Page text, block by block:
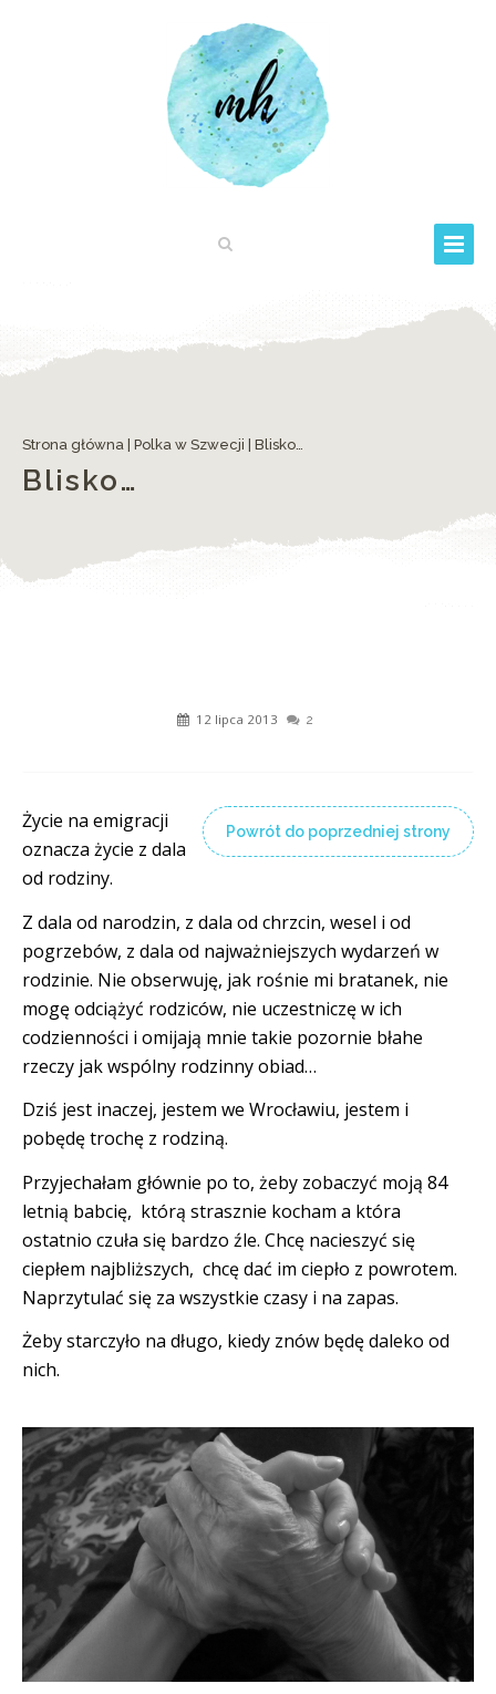
Strona główna Polka w Szwecji Blisko…
Blisko…
12 lipca 2013 2
Powrót do poprzedniej strony
Życie na emigracji
oznacza życie z dala
od rodziny.
Z dala od narodzin, z dala od chrzcin, wesel i od
pogrzebów, z dala od najważniejszych wydarzeń w
rodzinie. Nie obserwuję, jak rośnie mi bratanek, nie
mogę odciążyć rodziców, nie uczestniczę w ich
codzienności i omijają mnie takie pozornie błahe
rzeczy jak wspólny rodzinny obiad…
Dziś jest inaczej, jestem we Wrocławiu, jestem i
pobędę trochę z rodziną.
Przyjechałam głównie po to, żeby zobaczyć moją 84
letnią babcię, którą strasznie kocham a która
ostatnio czuła się bardzo źle. Chcę nacieszyć się
ciepłem najbliższych, chcę dać im ciepło z powrotem.
Naprzytulać się za wszystkie czasy i na zapas.
Żeby starczyło na długo, kiedy znów będę daleko od
nich.